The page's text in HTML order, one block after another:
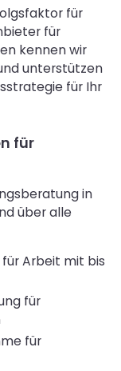
für
für
kennen wir
unterstützen
für Ihr
für
in
über alle
Arbeit mit bis
für
für